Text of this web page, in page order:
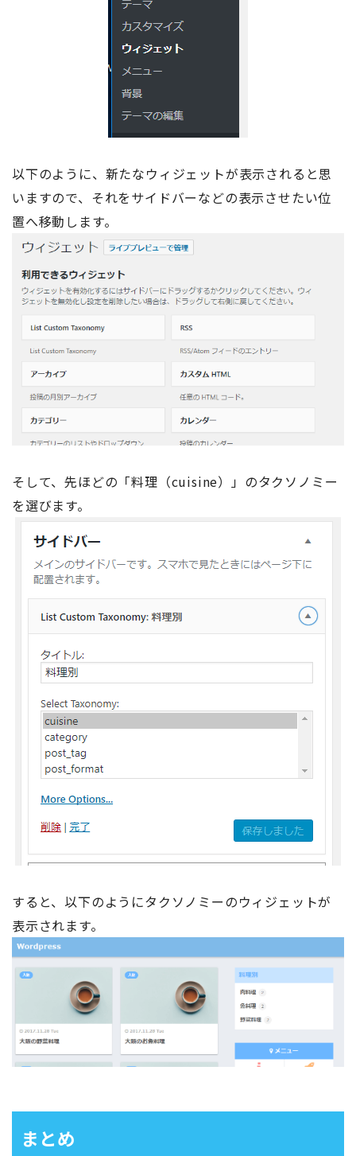
以下のように、新たなウィジェットが表示されると思
いますので、それをサイドバーなどの表示させたい位
置へ移動します。
そして、先ほどの「料理（cuisine）」のタクソノミー
を選びます。
すると、以下のようにタクソノミーのウィジェットが
表示されます。
まとめ